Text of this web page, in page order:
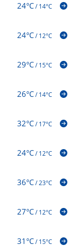
24°C/14°C
24°C/12°C
29°C/15°C
26°C/14°C
32°C/17°C
24°C/12°C
36°C/23°C
27°C/12°C
31°C/15°C